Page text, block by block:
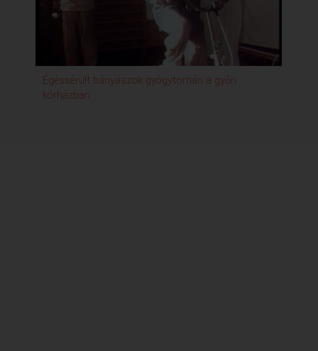
Égéssérült bányászok gyógytornán a győri
kórházban